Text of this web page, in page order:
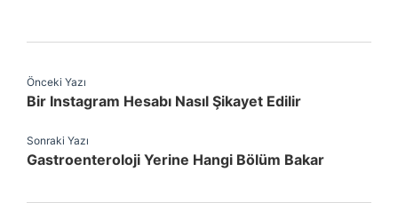
Önceki Yazı
Bir Instagram Hesabı Nasıl Şikayet Edilir
Sonraki Yazı
Gastroenteroloji Yerine Hangi Bölüm Bakar